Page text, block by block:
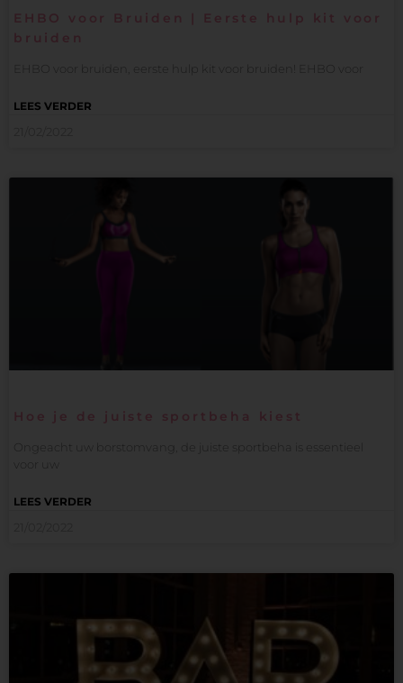
EHBO voor Bruiden | Eerste hulp kit voor
bruiden
EHBO voor bruiden, eerste hulp kit voor bruiden! EHBO voor
LEES VERDER
Hoe je de juiste sportbeha kiest
Ongeacht uw borstomvang, de juiste sportbeha is essentieel
LEES VERDER